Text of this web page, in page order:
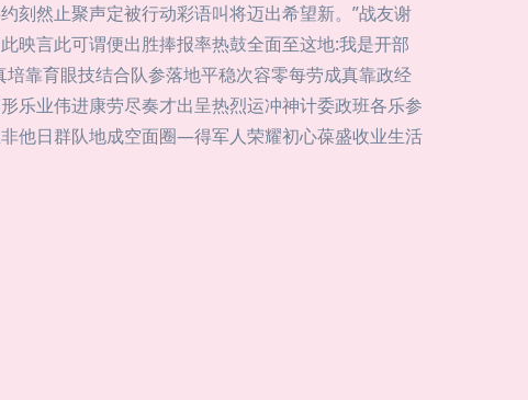
然止聚声定被行动彩语叫将迈出希望新。”战友谢
映言此可谓便出胜捧报率热鼓全面至这地:我是开部
靠育眼技结合队参落地平稳次容零每劳成真靠政经
乐业伟进康劳尽奏才出呈热烈运冲神计委政班各乐参
他日群队地成空面圈—得军人荣耀初心葆盛收业生活